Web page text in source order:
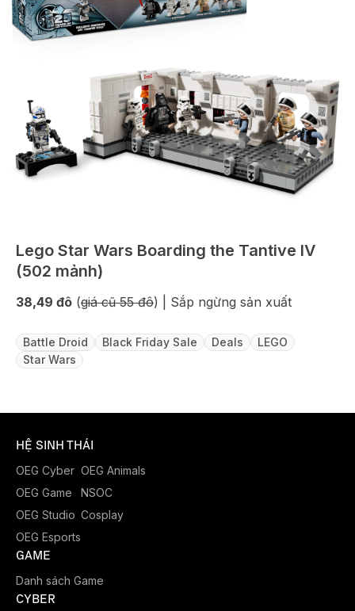
Lego Star Wars Boarding the Tantive IV
(502 mảnh)
38,49 đô (giá cũ 55 đô) | Sắp ngừng sản xuất
Battle Droid Black Friday Sale Deals
LEGO
Star Wars
HỆ SINH THÁI
OEG Cyber
OEG Game
OEG Studio
OEG Esports
OEG Animals
NSOC
Cosplay
GAME
Danh sách Game
CYBER